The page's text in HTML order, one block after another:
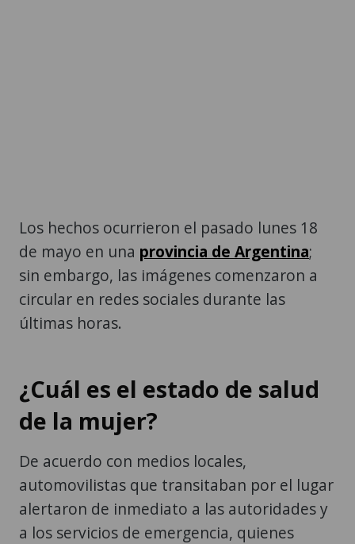
Los hechos ocurrieron el pasado lunes 18
de mayo en una provincia de Argentina;
sin embargo, las imágenes comenzaron a
circular en redes sociales durante las
últimas horas.
¿Cuál es el estado de salud
de la mujer?
De acuerdo con medios locales,
automovilistas que transitaban por el lugar
alertaron de inmediato a las autoridades y
a los servicios de emergencia, quienes